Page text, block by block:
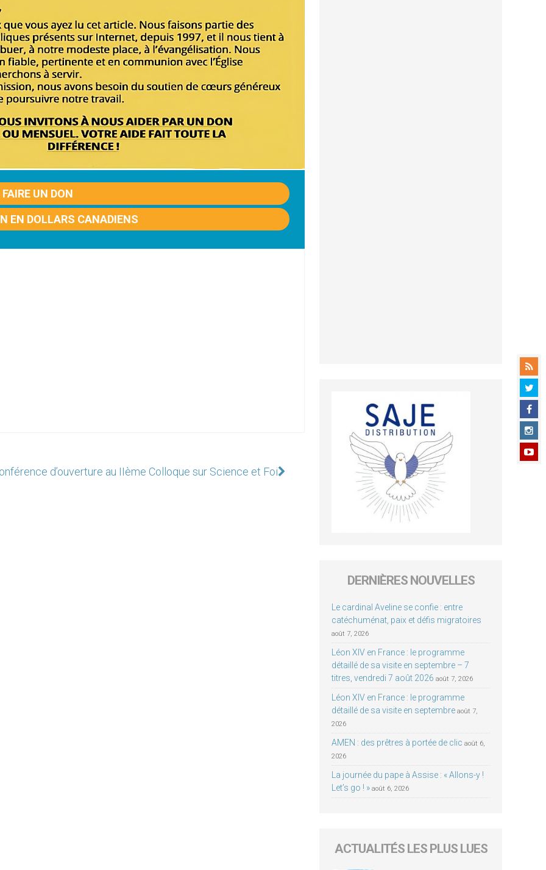
FAIRE UN DON
EN DOLLARS CANADIENS
d’ouverture au IIème Colloque sur Science et Foi
DERNIÈRES NOUVELLES
Le cardinal Aveline se confie : entre
catéchuménat, paix et défis migratoires
août 7, 2026
Léon XIV en France : le programme
détaillé de sa visite en septembre – 7
titres, vendredi 7 août 2026 août 7, 2026
Léon XIV en France : le programme
détaillé de sa visite en septembre août 7,
2026
AMEN : des prêtres à portée de clic août 6,
2026
La journée du pape à Assise : « Allons-y !
Let’s go ! » août 6, 2026
ACTUALITÉS LES PLUS LUES